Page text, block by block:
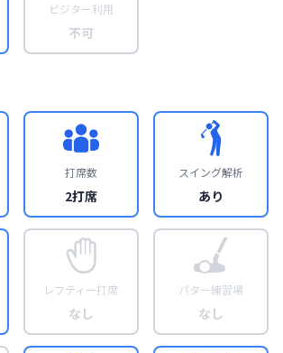
ビジター利用
不可
打席数
2打席
スイング解析
あり
レフティー打席
なし
パター練習場
なし